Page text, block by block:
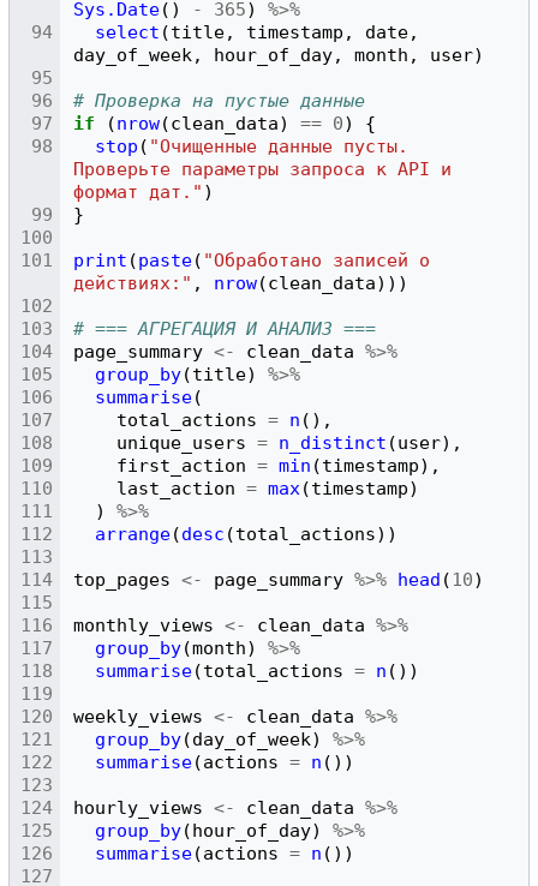
Sys.Date() - 365)
%>%
select (title, timestamp , date,
day_of_week , hour_of_day, month , user)
# Проверка на пустые данные
if
(nrow(clean_data) == 0)
{
stop ( "Очищенные данные пусты.
Проверьте параметры запроса к API и
формат дат." )
}
print (paste( "Обработано записей о
действиях:" , nrow(clean_data)))
# === АГРЕГАЦИЯ И АНАЛИЗ ===
page_summary <- clean_data %>%
group_by(title)
%>%
summarise(
total_actions = n (),
unique_users = n_distinct (user),
first_action = min (timestamp),
last_action = max (timestamp)
)
%>%
arrange(desc (total_actions))
top_pages <- page_summary %>% head (10)
monthly_views <- clean_data %>%
group_by(month)
%>%
summarise(total_actions = n ())
weekly_views <- clean_data %>%
group_by(day_of_week)
%>%
summarise(actions = n ())
hourly_views <- clean_data %>%
group_by(hour_of_day)
%>%
summarise(actions = n ())